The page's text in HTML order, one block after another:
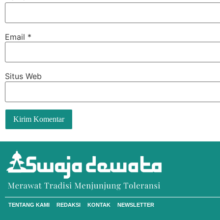
Email *
Situs Web
TENTANG KAMI REDAKSI KONTAK NEWSLETTER